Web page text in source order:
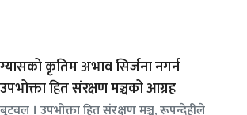
ग्यासको कृतिम अभाव सिर्जना नगर्न
उपभोक्ता हित संरक्षण मञ्चको आग्रह
बुटवल । उपभोक्ता हित संरक्षण मञ्च, रूपन्देहीले